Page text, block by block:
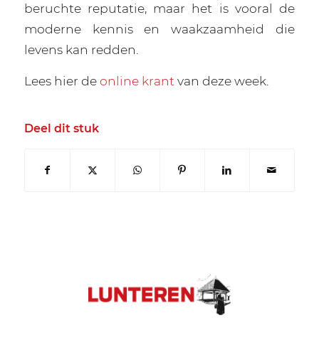
beruchte reputatie, maar het is vooral de
moderne kennis en waakzaamheid die
levens kan redden.
Lees hier deonline krant van deze week.
Deel dit stuk